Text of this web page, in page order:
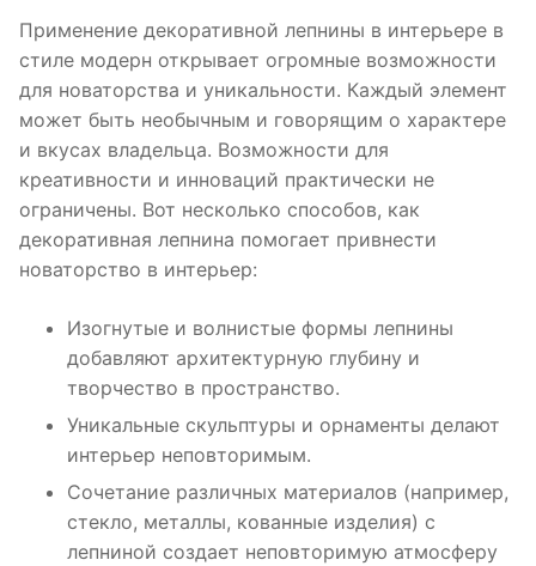
Применение декоративной лепнины в интерьере в
стиле модерн открывает огромные возможности
для новаторства и уникальности. Каждый элемент
может быть необычным и говорящим о характере
и вкусах владельца. Возможности для
креативности и инноваций практически не
ограничены. Вот несколько способов, как
декоративная лепнина помогает привнести
новаторство в интерьер:
Изогнутые и волнистые формы лепнины
добавляют архитектурную глубину и
творчество в пространство.
Уникальные скульптуры и орнаменты делают
интерьер неповторимым.
Сочетание различных материалов (например,
стекло, металлы, кованные изделия) с
лепниной создает неповторимую атмосферу